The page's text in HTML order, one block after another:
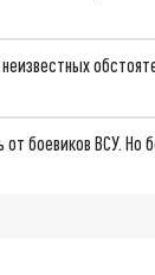
от боевиков ВСУ.